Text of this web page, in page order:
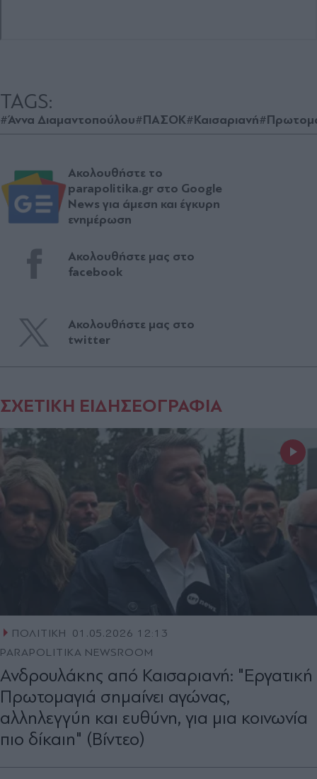
TAGS:
#Άννα Διαμαντοπούλου#ΠΑΣΟΚ#Καισαριανή
Ακολουθήστε το
parapolitika.gr στο Google
News για άμεση και έγκυρη
ενημέρωση
Ακολουθήστε μας στο
facebook
Ακολουθήστε μας στο
twitter
ΣΧΕΤΙΚΗ ΕΙΔΗΣΕΟΓΡΑΦΙΑ
ΠΟΛΙΤΙΚΗ
01.05.2026 12:13
PARAPOLITIKA NEWSROOM
Ανδρουλάκης από Καισαριανή: "Εργατική
Πρωτομαγιά σημαίνει αγώνας,
αλληλεγγύη και ευθύνη, για μια κοινωνία
πιο δίκαιη" (Βίντεο)